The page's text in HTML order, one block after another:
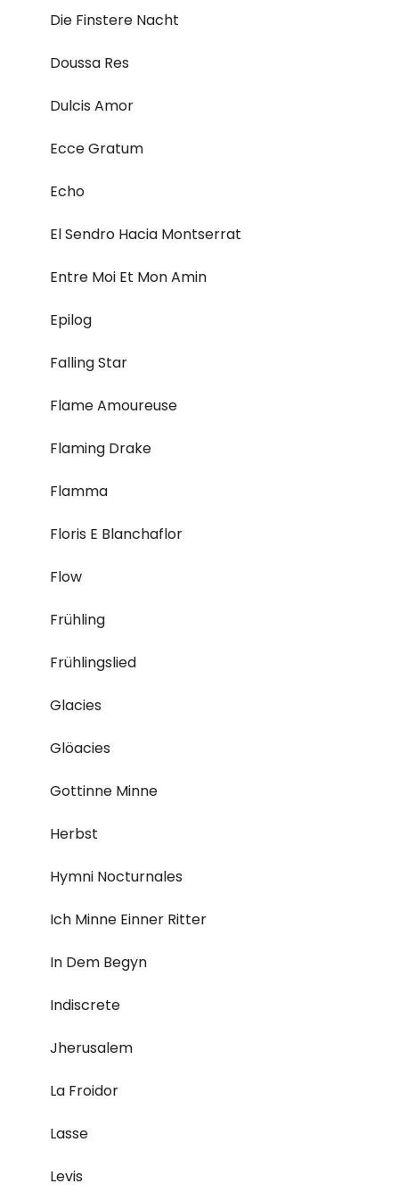
Die Finstere Nacht
Doussa Res
Dulcis Amor
Ecce Gratum
Echo
El Sendro Hacia Montserrat
Entre Moi Et Mon Amin
Epilog
Falling Star
Flame Amoureuse
Flaming Drake
Flamma
Floris E Blanchaflor
Flow
Frühling
Frühlingslied
Glacies
Glöacies
Gottinne Minne
Herbst
Hymni Nocturnales
Ich Minne Einner Ritter
In Dem Begyn
Indiscrete
Jherusalem
La Froidor
Lasse
Levis